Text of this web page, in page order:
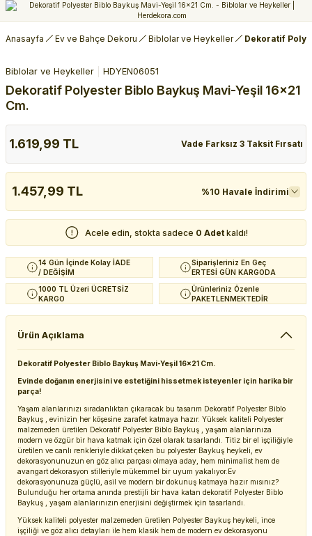
Anasayfa Ev ve Bahçe Dekoru Biblolar ve Heykeller Dekoratif
Biblolar ve Heykeller HDYEN06051
Dekoratif Polyester Biblo Baykuş Mavi-Yeşil 16x21
Cm.
1.619,99 TL Vade Farksız 3 Taksit Fırsatı
1.457,99 TL %10 Havale İndirimi
Acele edin, stokta sadece 0 Adet kaldı!
14 Gün İçinde Kolay İADE
/ DEĞİŞİM
Siparişleriniz En Geç
ERTESİ GÜN KARGODA
1000 TL Üzeri ÜCRETSİZ
KARGO
Ürünleriniz Özenle
PAKETLENMEKTEDİR
Ürün Açıklama
Dekoratif Polyester Biblo Baykuş Mavi-Yeşil 16x21 Cm.
Evinde doğanın enerjisini ve estetiğini hissetmek isteyenler için harika bir
parça!
Yaşam alanlarınızı sıradanlıktan çıkaracak bu tasarım Dekoratif Polyester Biblo
Baykuş , evinizin her köşesine zarafet katmaya hazır. Yüksek kaliteli Polyester
malzemeden üretilen Dekoratif Polyester Biblo Baykuş , yaşam alanlarınıza
modern ve özgür bir hava katmak için özel olarak tasarlandı. Titiz bir el işçiliğiyle
üretilen ve canlı renkleriyle dikkat çeken bu polyester Baykuş heykeli, ev
dekorasyonunuzun en göz alıcı parçası olmaya aday, hem minimalist hem de
avangart dekorasyon stilleriyle mükemmel bir uyum yakalıyor.Ev
dekorasyonunuza güçlü, asil ve modern bir dokunuş katmaya hazır mısınız?
Bulunduğu her ortama anında prestijli bir hava katan dekoratif Polyester Biblo
Baykuş , yaşam alanlarınızın enerjisini değiştirmek için tasarlandı.
Yüksek kaliteli polyester malzemeden üretilen Polyester Baykuş heykeli, ince
işçiliği ve göz alıcı detayları ile hem klasik hem de modern ev dekorasyonu